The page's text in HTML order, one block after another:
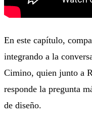
En este capítulo,
integrando a la
Cimino, quien junto a
responde la pregunta
de diseño.